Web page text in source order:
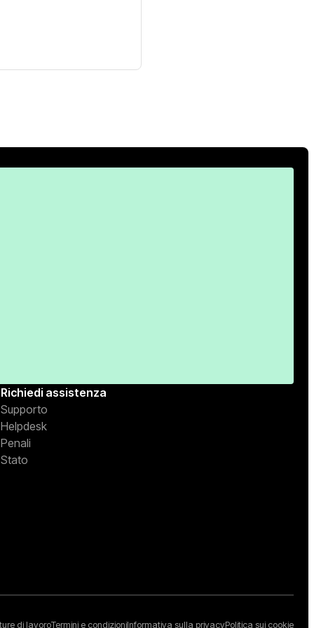
Richiedi assistenza
Supporto
Helpdesk
Penali
Stato
di lavoroTermini e condizioniInformativa sulla privacyPolitica sui cookie